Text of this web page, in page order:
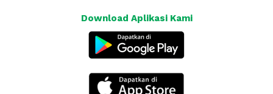
Download Aplikasi Kami